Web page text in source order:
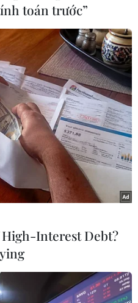
vụ việc. Luật sư
kháng cáo quyết định
Italy./.
Dòng
ống
Bắc ở
(TTXVN/Vietnam+)
toán trước”
Interest Debt?